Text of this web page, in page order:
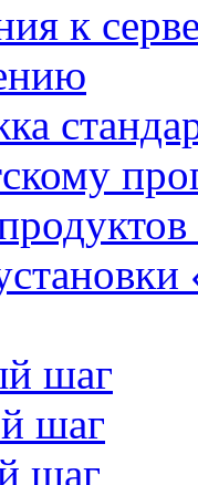
к
шаг
шаг
шаг